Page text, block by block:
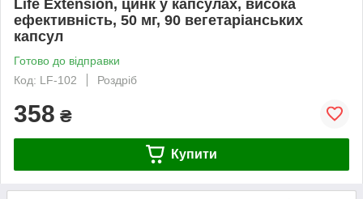
Life Extension, цинк у капсулах, висока
ефективність, 50 мг, 90 вегетаріанських
капсул
Готово до відправки
Код: LF-102
Роздріб
358 ₴
Купити